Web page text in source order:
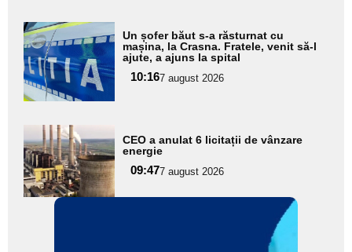
Adaugă
aici textul
pentru
subtitlu
Un șofer băut s-a răsturnat cu
mașina, la Crasna. Fratele, venit să-l
ajute, a ajuns la spital
10:167 august 2026
Adaugă
aici textul
pentru
subtitlu
CEO a anulat 6 licitații de vânzare
energie
09:477 august 2026